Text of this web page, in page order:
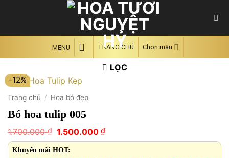
MENU TRANG CHỦ Chọn mẫu
LỌC
-12%
Trang chủ / Hoa bó đẹp
Bó hoa tulip 005
1.700.000₫ Giá
gốc
là:
1.700.000 ₫.
1.500.000 ₫Giá
hiện
Khuyến mãi HOT: